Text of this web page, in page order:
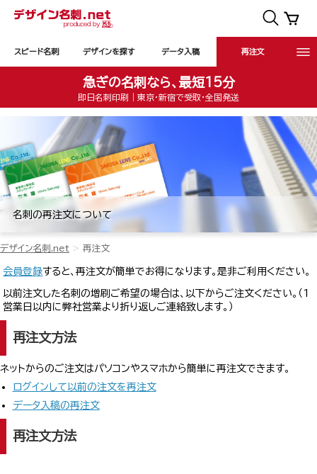
スピード名刺 デザインを探す データ入稿 再注文
急ぎの名刺なら、最短15分
即日名刺印刷｜東京・新宿で受取・全国発送
名刺の再注文について
デザイン名刺.net 再注文
会員登録すると、再注文が簡単でお得になります。是非ご利用ください。
以前注文した名刺の増刷ご希望の場合は、以下からご注文ください。（1
営業日以内に弊社営業より折り返しご連絡致します。）
再注文方法
ネットからのご注文はパソコンやスマホから簡単に再注文できます。
ログインして以前の注文を再注文
データ入稿の再注文
再注文方法